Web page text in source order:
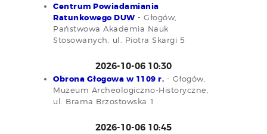
Centrum Powiadamiania
Ratunkowego DUW - Głogów,
Państwowa Akademia Nauk
Stosowanych, ul. Piotra Skargi 5
2026-10-06 10:30
Obrona Głogowa w 1109 r. - Głogów,
Muzeum Archeologiczno-Historyczne,
ul. Brama Brzostowska 1
2026-10-06 10:45